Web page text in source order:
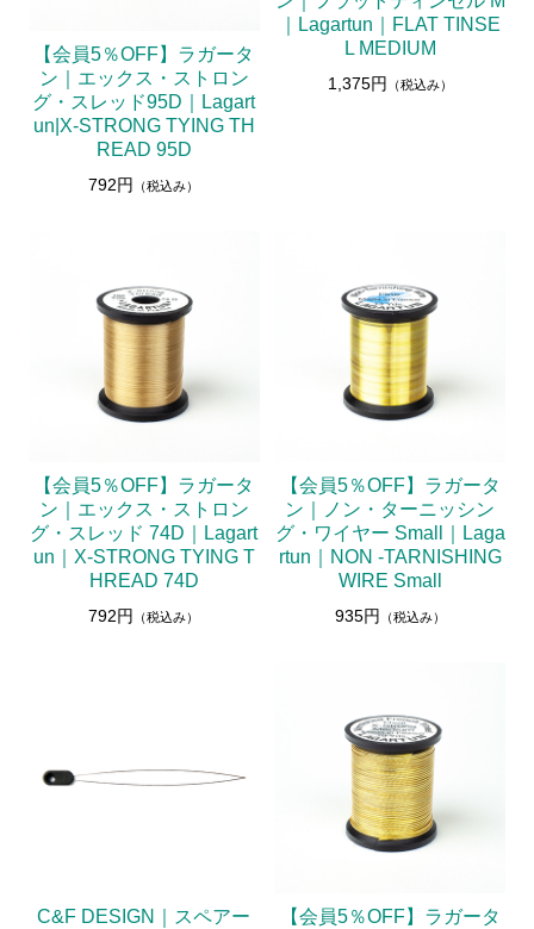
【会員5％OFF】ラガータ
ン｜エックス・ストロン
グ・スレッド95D｜Lagart
un|X-STRONG TYING TH
READ 95D
792円 （税込み）
｜Lagartun｜FLAT TINSE
L MEDIUM
1,375円 （税込み）
【会員5％OFF】ラガータ
ン｜エックス・ストロン
グ・スレッド 74D｜Lagart
un｜X-STRONG TYING T
HREAD 74D
792円 （税込み）
【会員5％OFF】ラガータ
ン｜ノン・ターニッシン
グ・ワイヤー Small｜Laga
rtun｜NON -TARNISHING
WIRE Small
935円 （税込み）
C&F DESIGN｜スペアー
【会員5％OFF】ラガータ